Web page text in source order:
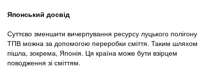
Японський досвід
Суттєво зменшити вичерпування ресурсу луцького полігону
ТПВ можна за допомогою переробки сміття. Таким шляхом
пішла, зокрема, Японія. Ця країна може бути взірцем
поводження зі сміттям.